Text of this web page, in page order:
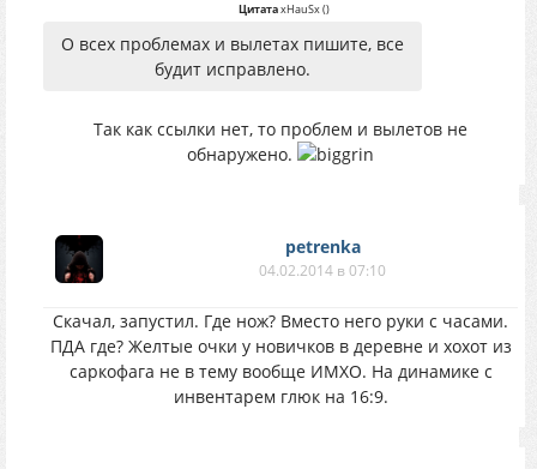
ЦитатаxHauSx()
О всех проблемах и вылетах пишите, все
будит исправлено.
Так как ссылки нет, то проблем и вылетов не
обнаружено.
petrenka
04.02.2014 в 07:10
Скачал, запустил. Где нож? Вместо него руки с часами.
ПДА где? Желтые очки у новичков в деревне и хохот из
саркофага не в тему вообще ИМХО. На динамике с
инвентарем глюк на 16:9.